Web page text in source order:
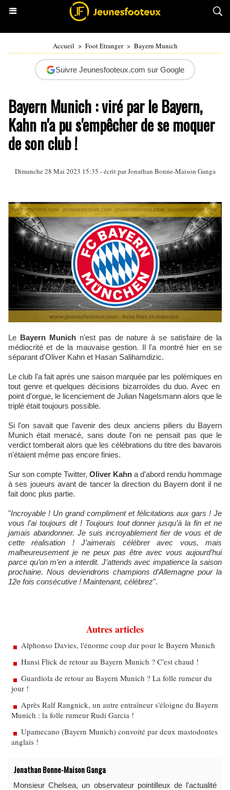
Accueil > Foot Etranger > Bayern Munich
Suivre Jeunesfooteux.com sur Google
Bayern Munich : viré par le Bayern,
Kahn n'a pu s'empêcher de se moquer
de son club !
Dimanche 28 Mai 2023 15:35 - écrit parJonathan Bonne-Maison Ganga
Le Bayern Munichn'est pas de nature à se satisfaire de la
médiocrité et de la mauvaise gestion. Il l'a montré hier en se
séparant d'Oliver Kahn et Hasan Salihamdizic.
Le club l'a fait après une saison marquée par les polémiques en
tout genre et quelques décisions bizarroïdes du duo. Avec en
point d'orgue, le licenciement de Julian Nagelsmann alors que le
triplé était toujours possible.
Si l'on savait que l'avenir des deux anciens piliers du Bayern
Munich était menacé, sans doute l'on ne pensait pas que le
verdict tomberait alors que les célébrations du titre des bavarois
n'étaient même pas encore finies.
Sur son compte Twitter, Oliver Kahn a d'abord rendu hommage
à ses joueurs avant de tancer la direction du Bayern dont il ne
fait donc plus partie.
"Incroyable ! Un grand compliment et félicitations aux gars ! Je
vous l’ai toujours dit ! Toujours tout donner jusqu’à la fin et ne
jamais abandonner. Je suis incroyablement fier de vous et de
cette réalisation ! J’aimerais célébrer avec vous, mais
malheureusement je ne peux pas être avec vous aujourd’hui
parce qu’on m’en a interdit. J’attends avec impatience la saison
prochaine. Nous deviendrons champions d’Allemagne pour la
12e fois consécutive ! Maintenant, célébrez".
Autres articles
Alphonso Davies, l'énorme coup dur pour le Bayern Munich
Hansi Flick de retour au Bayern Munich ? C'est chaud !
Guardiola de retour au Bayern Munich ? La folle rumeur du
jour !
Après Ralf Rangnick, un autre entraîneur s'éloigne du Bayern
Munich : la folle rumeur Rudi Garcia !
Upamecano (Bayern Munich) convoité par deux mastodontes
anglais !
Jonathan Bonne-Maison Ganga
Monsieur Chelsea, un observateur pointilleux de l'actualité